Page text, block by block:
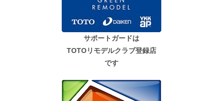
サポートガードは
TOTOリモデルクラブ登録店
です